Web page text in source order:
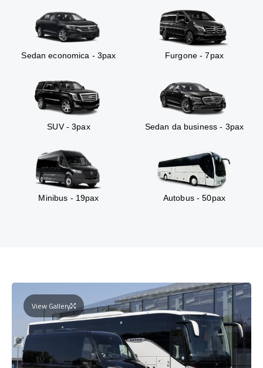
Sedan economica - 3pax Furgone - 7pax
SUV - 3pax Sedan da business - 3pax
Minibus - 19pax Autobus - 50pax
View Gallery